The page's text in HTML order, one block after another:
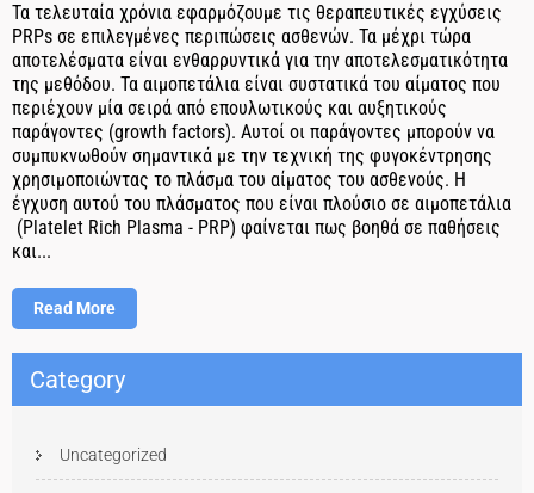
Τα τελευταία χρόνια εφαρμόζουμε τις θεραπευτικές εγχύσεις
PRPs σε επιλεγμένες περιπώσεις ασθενών. Τα μέχρι τώρα
αποτελέσματα είναι ενθαρρυντικά για την αποτελεσματικότητα
της μεθόδου. Τα αιμοπετάλια είναι συστατικά του αίματος που
περιέχουν μία σειρά από επουλωτικούς και αυξητικούς
παράγοντες (growth factors). Αυτοί οι παράγοντες μπορούν να
συμπυκνωθούν σημαντικά με την τεχνική της φυγοκέντρησης
χρησιμοποιώντας το πλάσμα του αίματος του ασθενούς. Η
έγχυση αυτού του πλάσματος που είναι πλούσιο σε αιμοπετάλια
(Platelet Rich Plasma - PRP) φαίνεται πως βοηθά σε παθήσεις
και...
Read More
Category
Uncategorized